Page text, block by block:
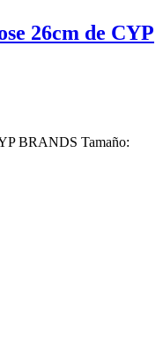
26cm de CYP
BRANDS Tamaño: